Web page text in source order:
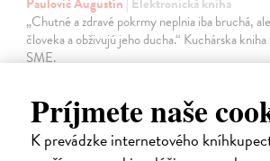
Príjmete naše
K prevádzke internetového
„Chutné a zdravé pokrmy neplnia iba bruchá,
človeka a obživujú jeho ducha.“ Kuchárska
SME.
5,99 €